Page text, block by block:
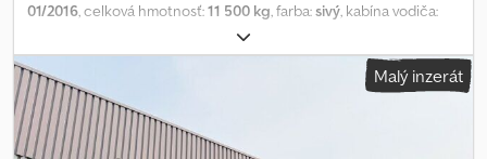
01/2016, celková hmotnosť:11 500 kg, farba:sivý, kabína vodiča:
, dĺžka ložného priestoru:
ložného priestoru:2 420 mm, výška ložného priestoru:600 mm,
Rok výroby:
, Miesto vozidla: Bovenden, oceľová nadstavba,
kotviace oká, výkyvné klapky. Nadstavba: trojstranná sklápačová
nadstavba Meiller cca 7 m³ demontovaná z DAIMLER-BENZ Arocs
1840 K 4x2 s rázvorom 3900 mm! ÚDAJE O PRÍSLUŠENSTVE BEZ
Malý inzerát